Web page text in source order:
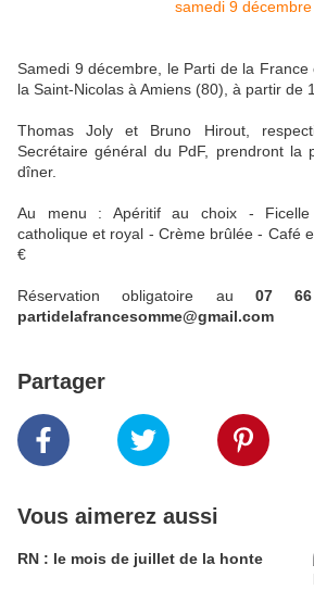
Samedi 9 décembre, le Parti de la
la Saint-Nicolas à Amiens (80), à partir de
Thomas Joly et Bruno Hirout,
Secrétaire général du PdF, prendront la
dîner.
Au menu : Apéritif au choix - Ficelle
catholique et royal - Crème brûlée - Café
€
Réservation obligatoire au 07
partidelafrancesomme@gmail.com
Partager
Vous aimerez aussi
RN : le mois de juillet de la honte